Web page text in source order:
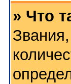
» Что